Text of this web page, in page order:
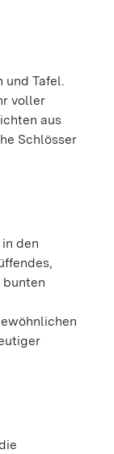
und Tafel.
voller
aus
Schlösser
den
bunten